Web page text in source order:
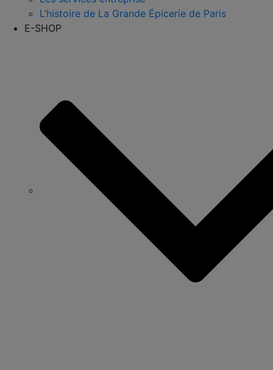
L’histoire de La Grande Épicerie de Paris
E-SHOP